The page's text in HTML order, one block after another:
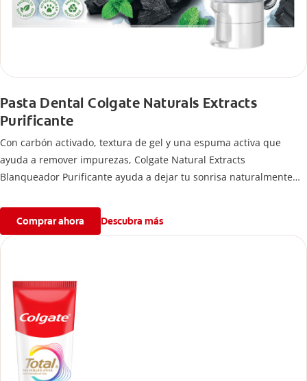
Pasta Dental Colgate Naturals Extracts
Purificante
Con carbón activado, textura de gel y una espuma activa que
ayuda a remover impurezas, Colgate Natural Extracts
Blanqueador Purificante ayuda a dejar tu sonrisa naturalmente
Comprar ahora Descubra más